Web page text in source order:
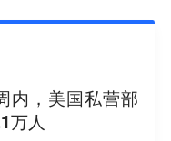
内，美国私营部
万人